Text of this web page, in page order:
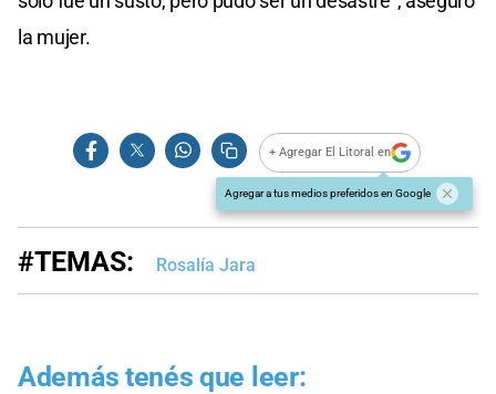
la mujer.
+ Agregar El Litoral en
Agregar a tus medios preferidos en Google
#TEMAS: Rosalía Jara
Además tenés que leer: